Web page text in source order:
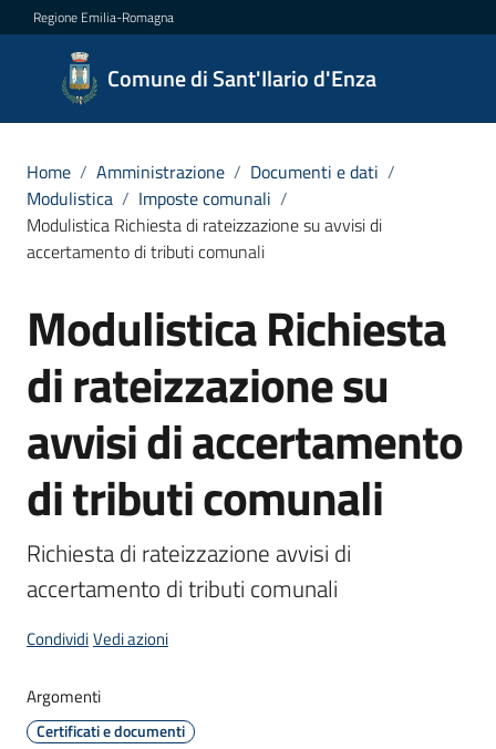
Vai al contenuto
Vai alla navigazione
Vai al footer
Regione Emilia-Romagna
Comune di Sant'Ilario d'Enza
Comune
di
d'Enza
Novità
Servizi
Vivere
Sant'Ilario
d'Enza
Prenota
Segnalazioni
Home / Amministrazione / Documenti e dati /
Modulistica / Imposte comunali /
Modulistica Richiesta di rateizzazione su avvisi di
accertamento di tributi comunali
Salta al contenuto
Modulistica Richiesta
di rateizzazione su
avvisi di accertamento
di tributi comunali
Richiesta di rateizzazione avvisi di
accertamento di tributi comunali
CondividiVedi azioni
Argomenti
Certificati e documenti